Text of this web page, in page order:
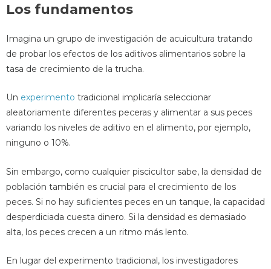
Los fundamentos
Imagina un grupo de investigación de acuicultura tratando
de probar los efectos de los aditivos alimentarios sobre la
tasa de crecimiento de la trucha.
Un experimento tradicional implicaría seleccionar
aleatoriamente diferentes peceras y alimentar a sus peces
variando los niveles de aditivo en el alimento, por ejemplo,
ninguno o 10%.
Sin embargo, como cualquier piscicultor sabe, la densidad de
población también es crucial para el crecimiento de los
peces. Si no hay suficientes peces en un tanque, la capacidad
desperdiciada cuesta dinero. Si la densidad es demasiado
alta, los peces crecen a un ritmo más lento.
En lugar del experimento tradicional, los investigadores